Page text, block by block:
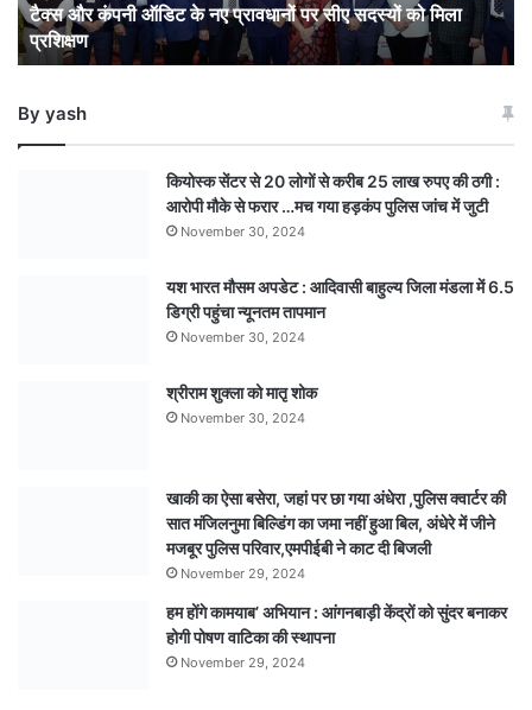
सीए
सदस्यों
को
प्रशिक्षण
टैक्स और कंपनी ऑडिट के नए प्रावधानों पर सीए सदस्यों को मिला
प्रशिक्षण
By yash
कियोस्क सेंटर से 20 लोगों से करीब 25 लाख रुपए की ठगी :
आरोपी मौके से फरार …मच गया हड़कंप पुलिस जांच में जुटी
November 30, 2024
यश भारत मौसम अपडेट : आदिवासी बाहुल्य जिला मंडला में 6.5
डिग्री पहुंचा न्यूनतम तापमान
November 30, 2024
श्रीराम शुक्ला को मातृ शोक
November 30, 2024
खाकी का ऐसा बसेरा, जहां पर छा गया अंधेरा ,पुलिस क्वार्टर की
सात मंजिलनुमा बिल्डिंग का जमा नहीं हुआ बिल, अंधेरे में जीने
मजबूर पुलिस परिवार,एमपीईबी ने काट दी बिजली
November 29, 2024
हम होंगे कामयाब’ अभियान : आंगनबाड़ी केंद्रों को सुंदर बनाकर
होगी पोषण वाटिका की स्थापना
November 29, 2024